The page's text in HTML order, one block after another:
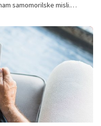
samomorilske misli.